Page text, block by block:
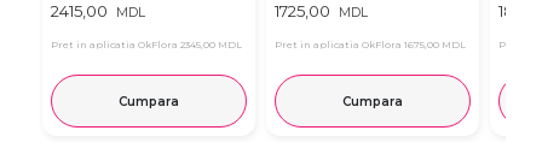
2415,00 MDL
Pret in aplicatia OkFlora 2345,00 MDL
Cumpara
1725,00 MDL
Pret in aplicatia OkFlora 1675,00 MDL
Cumpara
Pret in